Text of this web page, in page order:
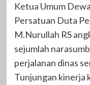
Ketua Umum
Persatuan Duta
M.Nurullah RS
sejumlah
perjalanan dinas
Tunjungan kinerja